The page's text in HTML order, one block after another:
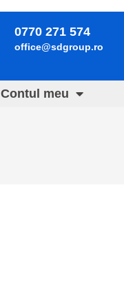
0770 271 574
office@sdgroup.ro
Contul meu